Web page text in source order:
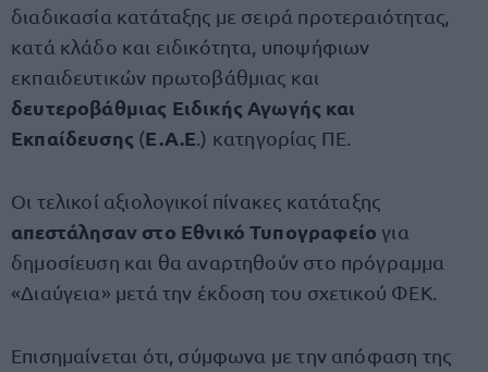
διαδικασία κατάταξης με σειρά προτεραιότητας,
κατά κλάδο και ειδικότητα, υποψήφιων
εκπαιδευτικών πρωτοβάθμιας και
δευτεροβάθμιας Ειδικής Αγωγής και
Εκπαίδευσης (Ε.Α.Ε .) κατηγορίας ΠΕ.
Οι τελικοί αξιολογικοί πίνακες κατάταξης
απεστάλησαν στο Εθνικό Τυπογραφείο για
δημοσίευση και θα αναρτηθούν στο πρόγραμμα
«Διαύγεια» μετά την έκδοση του σχετικού ΦΕΚ.
Επισημαίνεται ότι, σύμφωνα με την απόφαση της